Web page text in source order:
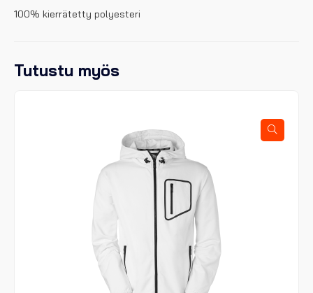
100% kierrätetty polyesteri
Tutustu myös